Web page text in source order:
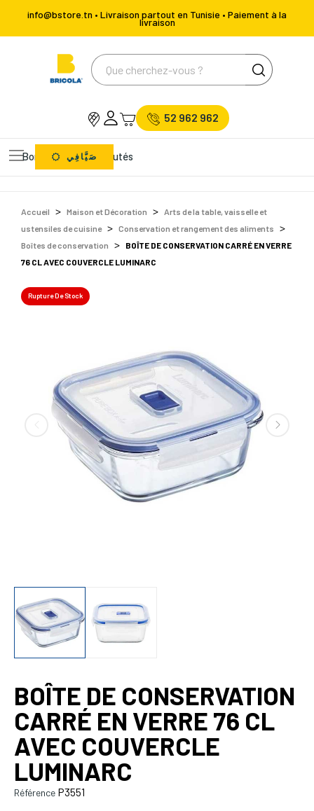
info@bstore.tn • Livraison partout en Tunisie • Paiement à la
livraison
52 962 962
Bons Plans Nouveautés
صَيَّافِي
Accueil Maison et Décoration
Arts de la table, vaisselle et
ustensiles de cuisine
Conservation et rangement des aliments
Boîtes de conservation
BOÎTE DE CONSERVATION CARRÉ EN VERRE
76 CL AVEC COUVERCLE LUMINARC
Rupture De Stock
BOÎTE DE CONSERVATION
CARRÉ EN VERRE 76 CL
AVEC COUVERCLE
LUMINARC
Référence P3551